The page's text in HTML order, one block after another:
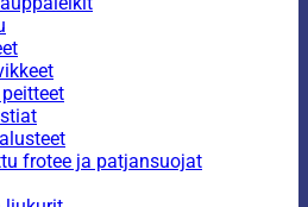
frotee ja patjansuojat